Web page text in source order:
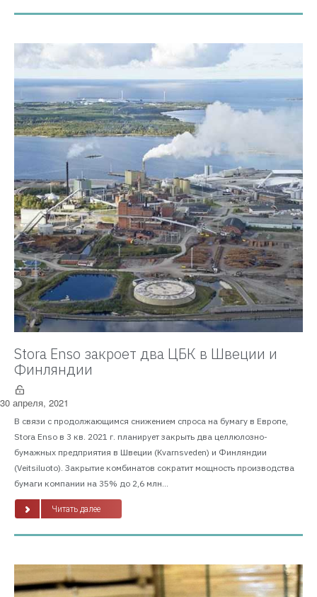
Stora Enso закроет два ЦБК в Швеции и
Финляндии
30 апреля, 2021
В связи с продолжающимся снижением спроса на бумагу в Европе,
Stora Enso в 3 кв. 2021 г. планирует закрыть два целлюлозно-
бумажных предприятия в Швеции (Kvarnsveden) и Финляндии
(Veitsiluoto). Закрытие комбинатов сократит мощность производства
бумаги компании на 35% до 2,6 млн...
Читать далее